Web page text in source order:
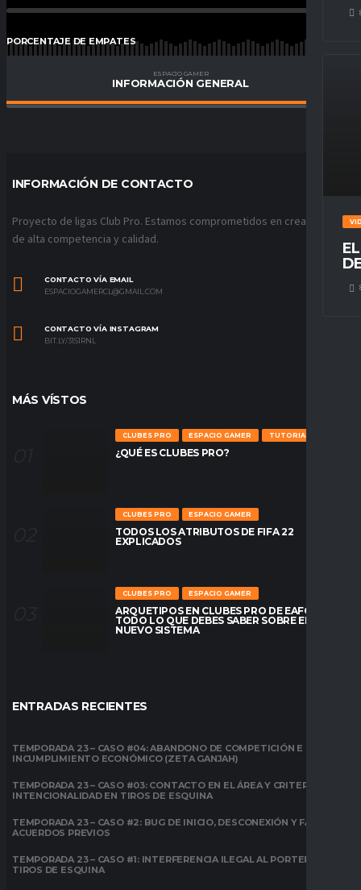
PORCENTAJE DE EMPATES
PORCENTAJE DE VICTORIAS
ESPACIO GAMER
INFORMACIÓN GENERAL
INFORMACIÓN DE CONTACTO
Proyecto de ligas Club Pro. Estamos comprometidos en crear ligas
de alta competencia y calidad.
CONTACTO VÍA EMAIL
ESPACIOGAMERCL@GMAIL.COM
CONTACTO VÍA INSTAGRAM
BIT.LY/31S1RNL
MÁS VÍSTOS
CLUBES PRO ESPACIO GAMER TUTORIALES
¿QUÉ ES CLUBES PRO?
CLUBES PRO ESPACIO GAMER
TODOS LOS ATRIBUTOS DE FIFA 22
EXPLICADOS
CLUBES PRO ESPACIO GAMER
ARQUETIPOS EN CLUBES PRO DE EAFC26:
TODO LO QUE DEBES SABER SOBRE EL
NUEVO SISTEMA
ENTRADAS RECIENTES
TEMPORADA 23 – CASO #04: ABANDONO DE COMPETICIÓN E
INCUMPLIMIENTO ECONÓMICO (ZETA GANJAH)
TEMPORADA 23 – CASO #03: CONTACTO EN EL ÁREA Y CRITERIO DE
INTENCIONALIDAD EN TIROS DE ESQUINA
TEMPORADA 23 – CASO #2: BUG DE INICIO, DESCONEXIÓN Y FALTA DE
ACUERDOS PREVIOS
TEMPORADA 23 – CASO #1: INTERFERENCIA ILEGAL AL PORTERO EN
TIROS DE ESQUINA